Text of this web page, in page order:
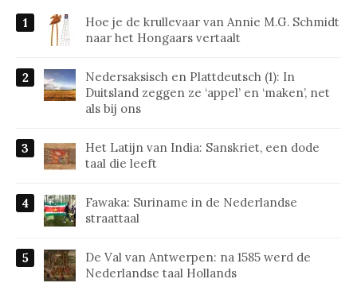
Hoe je de krullevaar van Annie M.G. Schmidt
naar het Hongaars vertaalt
Nedersaksisch en Plattdeutsch (1): In
Duitsland zeggen ze ‘appel’ en ‘maken’, net
als bij ons
Het Latijn van India: Sanskriet, een dode
taal die leeft
Fawaka: Suriname in de Nederlandse
straattaal
De Val van Antwerpen: na 1585 werd de
Nederlandse taal Hollands